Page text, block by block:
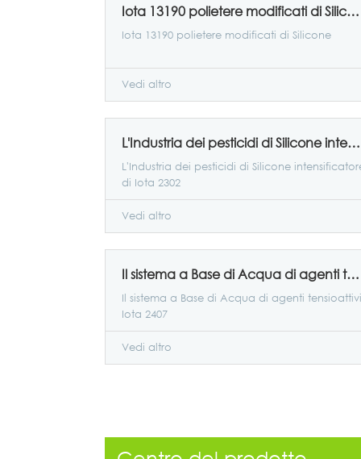
Iota 13190 polietere modificati di Silicone
Iota 13190 polietere modificati di Silicone
Vedi altro
L'Industria dei pesticidi di Silicone intensificatore di Iota 2302
L'Industria dei pesticidi di Silicone
di Iota 2302
Vedi altro
Il sistema a Base di Acqua di agenti tensioattivi Iota 2407
Il sistema a Base di Acqua di agenti tensioattivi
Iota 2407
Vedi altro